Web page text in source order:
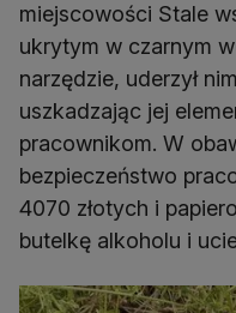
miejscowości Stale
ukrytym w czarnym
narzędzie, uderzył
uszkadzając jej
pracownikom. W
bezpieczeństwo
4070 złotych i
butelkę alkoholu i